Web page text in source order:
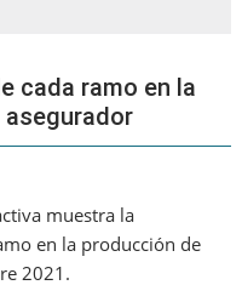
cada ramo en la
muestra la
en la producción de
2021.